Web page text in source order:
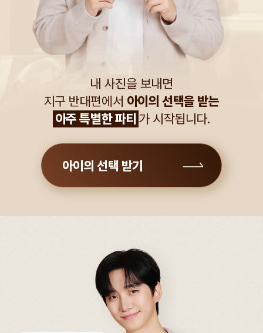
내 사진을 보내면
지구 반대편에서 아이의 선택을 받는
아주 특별한 파티 가 시작됩니다.
아이의 선택 받기